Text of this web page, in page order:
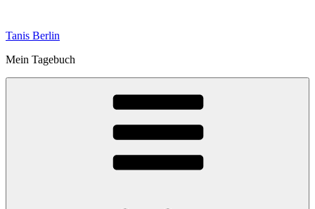
springen
Tanis Berlin
Mein Tagebuch